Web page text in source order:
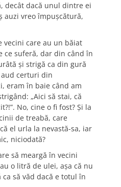
decât dacă unul dintre ei
auzi vreo împușcătură,
vecini care au un băiat
ce suferă, dar din când în
și strigă ca din gură
certuri din
eram în baie când am
„Aici să stai, că
No, cine o fi fost? Și la
de treabă, care
el urla la nevastă-sa, iar
niciodată?
să meargă în vecini
o litră de ulei, așa că nu
să văd dacă e totul în